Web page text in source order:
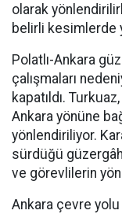
olarak
belirli kesimlerde
Polatlı-Ankara
çalışmaları
kapatıldı.
Ankara yönüne
yönlendiriliyor.
sürdüğü
ve görevlilerin
Ankara çevre yolu